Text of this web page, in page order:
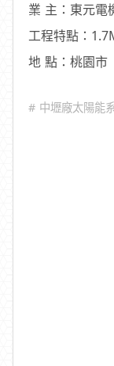
業 主：東元電
工程特點：
地 點：桃園市
# 中壢廠太陽能